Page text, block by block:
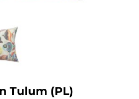
Tips de Diseño
Mi Cuenta
Carrito
Tulum (PL)